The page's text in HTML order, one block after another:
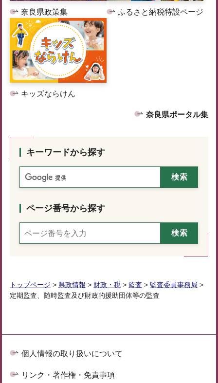
奈良県政策集 ふるさと納税特設ページ
キッズならけん
奈良県ポータル集
キーワードから探す
ページ番号から探す
トップページ > 県政情報 > 財政・税 > 監査 > 監査委員事務局 >
定期監査、随時監査及び財政的援助団体等の監査
個人情報の取り扱いについて
リンク・著作権・免責事項